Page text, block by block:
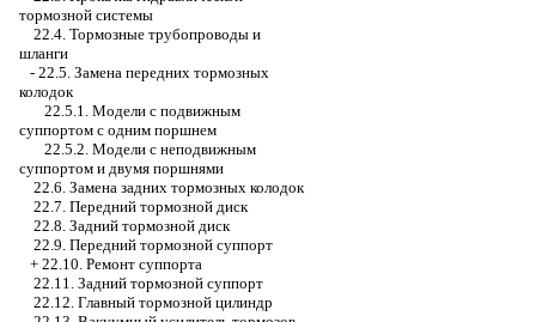
тормозной системы
22.4. Тормозные трубопроводы и
шланги
- 22.5. Замена передних тормозных
колодок
22.5.1. Модели с подвижным
суппортом с одним поршнем
22.5.2. Модели с неподвижным
суппортом и двумя поршнями
22.6. Замена задних тормозных колодок
22.7. Передний тормозной диск
22.8. Задний тормозной диск
22.9. Передний тормозной суппорт
+ 22.10. Ремонт суппорта
22.11. Задний тормозной суппорт
22.12. Главный тормозной цилиндр